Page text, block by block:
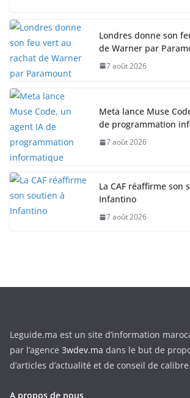
Londres donne son
de Warner par
7 août 2026
Meta lance Muse
de programmation
7 août 2026
La CAF réaffirme son
Infantino
7 août 2026
Leguide.ma est un site d’information
par l’agence 3wdev.ma dans le but de
d’articles d’actualité et de conseil de calibre.
A propos de nous